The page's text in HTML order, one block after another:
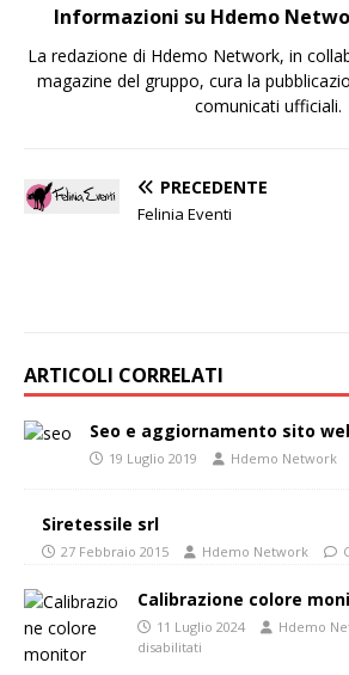
Informazioni su Hdemo
La redazione di Hdemo Network, in
magazine del gruppo, cura la
comunicati ufficiali.
PRECEDENTE
Felinia Eventi
ARTICOLI CORRELATI
Seo e aggiornamento sito
19 Luglio 2019 Hdemo Network
Siretessile srl
27 Febbraio 2015 Hdemo Network
Calibrazione colore
11 Luglio 2024 Hdemo
disabilitati